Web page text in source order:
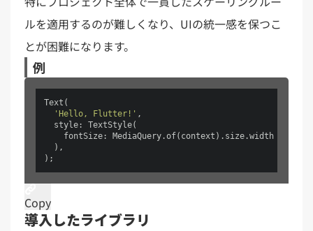
ルを適用するのが難しくなり、UIの統一感を保つこ
とが困難になります。
例
Text(
'Hello, Flutter!' ,
  style: TextStyle(
    fontSize: MediaQuery.of(context).size.width *
  ),
);
Copy
導入したライブラリ